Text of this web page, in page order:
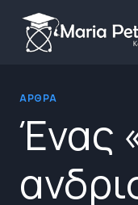
content
ΆΡΘΡΑ
Ένας